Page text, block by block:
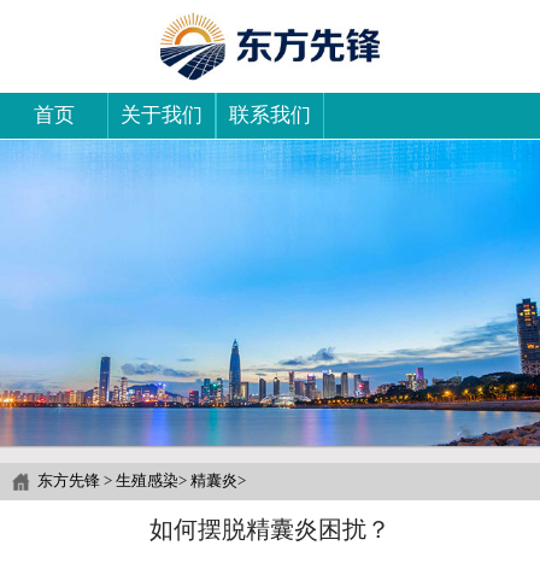
首页 关于我们 联系我们
东方先锋 >生殖感染>精囊炎>
如何摆脱精囊炎困扰？